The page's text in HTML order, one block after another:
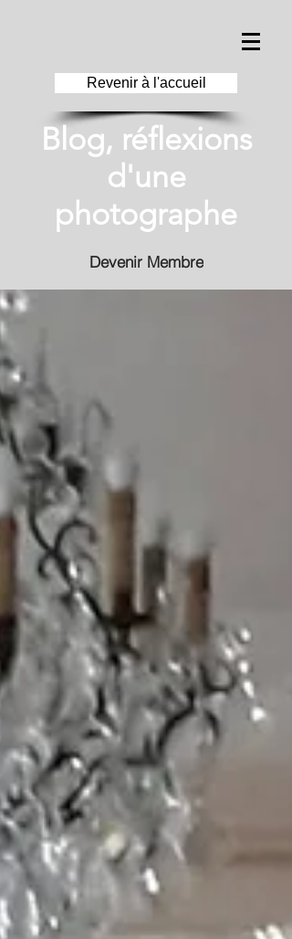
Revenir à l'accueil
Blog, réflexions
d'une
photographe
Devenir Membre